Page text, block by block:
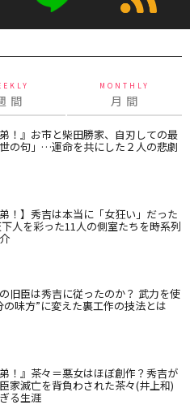
間
MONTHLY
月 間
弟！』お市と柴田勝家、自刃しての最
の句」…運命を共にした２人の悲劇
弟！】秀吉は本当に「女狂い」だった
人を彩った11人の側室たちを時系列
旧臣は秀吉に従ったのか？ 武力を使
の味方”に変えた裏工作の技法とは
弟！』茶々＝悪女はほぼ創作？秀吉が
家滅亡を背負わされた茶々(井上和)
る生涯